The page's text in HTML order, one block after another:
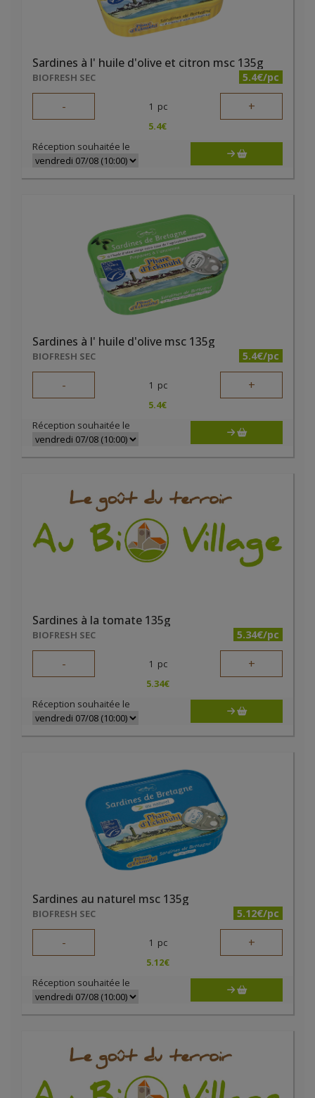
Sardines à l' huile d'olive et citron msc 135g
BIOFRESH SEC 5.4€/pc
- 1 pc +
5.4€
Réception souhaitée le
Sardines à l' huile d'olive msc 135g
BIOFRESH SEC 5.4€/pc
- 1 pc +
5.4€
Réception souhaitée le
Sardines à la tomate 135g
BIOFRESH SEC 5.34€/pc
- 1 pc +
5.34€
Réception souhaitée le
Sardines au naturel msc 135g
BIOFRESH SEC 5.12€/pc
- 1 pc +
5.12€
Réception souhaitée le